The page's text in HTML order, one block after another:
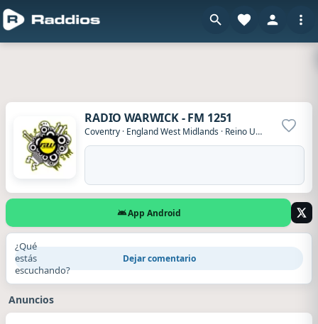
RADIO WARWICK - FM 1251
Coventry · England West Midlands · Reino Unido
App Android
¿Qué
estás
escuchando?
Dejar comentario
Anuncios